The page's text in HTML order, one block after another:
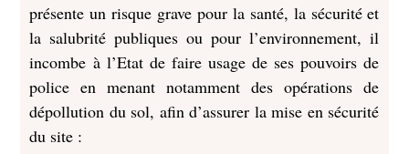
présente un risque grave pour la santé, la sécurité et
la salubrité publiques ou pour l’environnement, il
incombe à l’Etat de faire usage de ses pouvoirs de
police en menant notamment des opérations de
dépollution du sol, afin d’assurer la mise en sécurité
du site :